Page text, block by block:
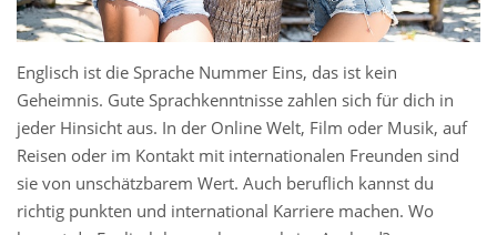
Englisch ist die Sprache Nummer Eins, das ist kein
Geheimnis. Gute Sprachkenntnisse zahlen sich für dich in
jeder Hinsicht aus. In der Online Welt, Film oder Musik, auf
Reisen oder im Kontakt mit internationalen Freunden sind
sie von unschätzbarem Wert. Auch beruflich kannst du
richtig punkten und international Karriere machen. Wo